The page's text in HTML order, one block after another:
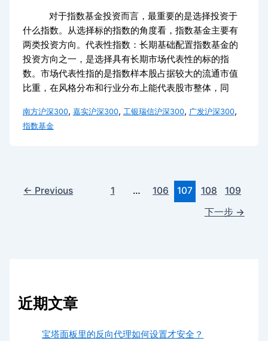
对于指数基金投资而言，最重要的是选择投资于
什么指数。从选择标的指数的角度看，指数基金主要有
两类投资方向。代表性指数：长期基础配置指数基金的
投资方向之一，是选择具有长期市场代表性的标的指
数。市场代表性指的是指数样本股占据较大的流通市值
比重，在风格分布和行业分布上能代表股市整体，同
南方沪深300, 嘉实沪深300, 工银瑞信沪深300, 广发沪深300,
指数基金
← Previous 1 … 106 107 108
109
下一步 →
近期文章
宝塔面板里的反向代理如何设置才安全？